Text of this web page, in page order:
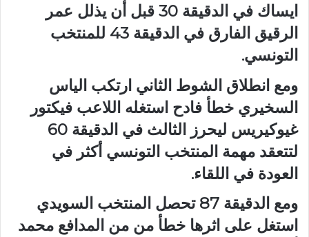
ايساك في الدقيقة 30 قبل أن يذلل عمر
الرقيق الفارق في الدقيقة 43 للمنتخب
التونسي.
ومع انطلاق الشوط الثاني ارتكب الياس
السخيري خطأ فادح استغله اللاعب فيكتور
غيوكيريس ليحرز الثالث في الدقيقة 60
لتتعقد مهمة المنتخب التونسي أكثر في
العودة في اللقاء.
ومع الدقيقة 87 تحصل المنتخب السويدي
استغل على اثرها خطأ من من المدافع محمد